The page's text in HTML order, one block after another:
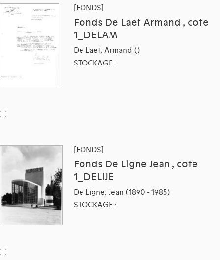
[FONDS]
Fonds De Laet Armand , cote
1_DELAM
De Laet, Armand ()
STOCKAGE :
[FONDS]
Fonds De Ligne Jean , cote
1_DELIJE
De Ligne, Jean (1890 - 1985)
STOCKAGE :